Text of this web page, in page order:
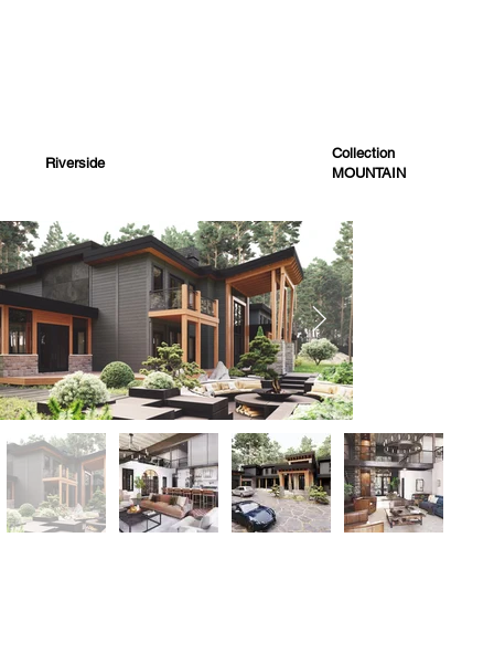
Riverside
MOUNTAIN
Collection